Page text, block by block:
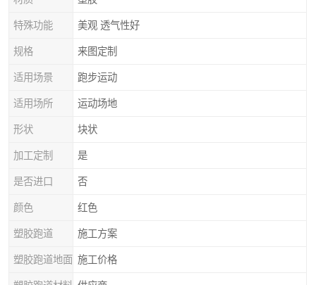
特殊功能 美观 透气性好
规格 来图定制
适用场景 跑步运动
适用场所 运动场地
形状 块状
加工定制 是
是否进口 否
颜色 红色
塑胶跑道 施工方案
塑胶跑道地面 施工价格